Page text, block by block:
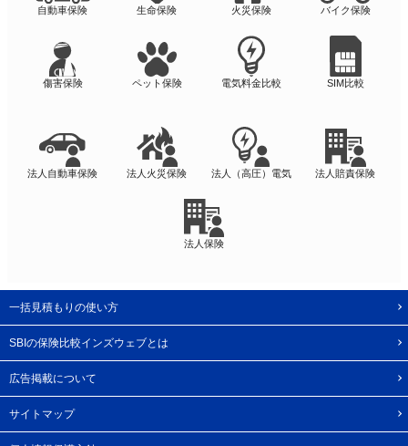
自動車保険 生命保険 火災保険 バイク保険
傷害保険 ペット保険 電気料金比較 SIM比較
法人自動車保険 法人火災保険 法人（高圧）電気 法人賠責保険
法人保険
一括見積もりの使い方
SBIの保険比較インズウェブとは
広告掲載について
サイトマップ